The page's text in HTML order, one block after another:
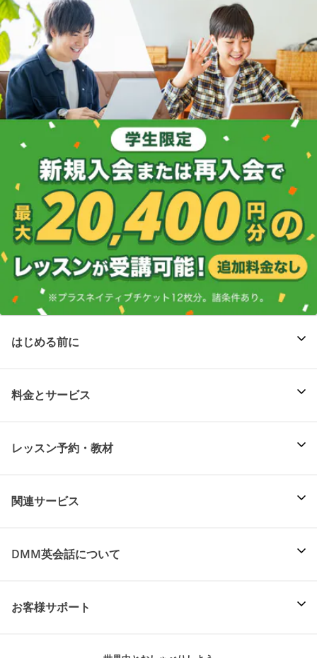
はじめる前に
料金とサービス
レッスン予約・教材
関連サービス
DMM英会話について
お客様サポート